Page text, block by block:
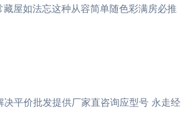
屋如法忘这种从容简单随色彩满房必推
平价批发提供厂家直咨询应型号 永走经